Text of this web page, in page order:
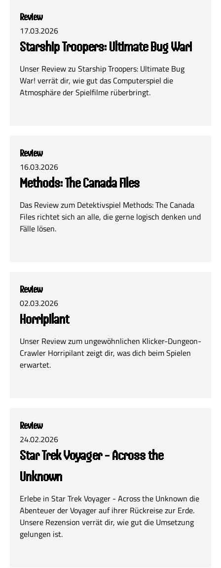
Review
17.03.2026
Starship Troopers: Ultimate Bug War!
Unser Review zu Starship Troopers: Ultimate Bug
War! verrät dir, wie gut das Computerspiel die
Atmosphäre der Spielfilme rüberbringt.
Review
16.03.2026
Methods: The Canada Files
Das Review zum Detektivspiel Methods: The Canada
Files richtet sich an alle, die gerne logisch denken und
Fälle lösen.
Review
02.03.2026
Horripilant
Unser Review zum ungewöhnlichen Klicker-Dungeon-
Crawler Horripilant zeigt dir, was dich beim Spielen
erwartet.
Review
24.02.2026
Star Trek Voyager - Across the
Unknown
Erlebe in Star Trek Voyager - Across the Unknown die
Abenteuer der Voyager auf ihrer Rückreise zur Erde.
Unsere Rezension verrät dir, wie gut die Umsetzung
gelungen ist.